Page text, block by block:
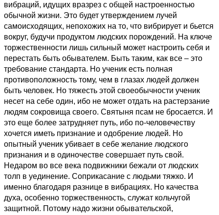
вибраций, идущих вразрез с общей настроенностью
обычной жизни. Это будет утверждением лучей
самоисходящих, непохожих на то, что вибрирует и бьется
вокруг, будучи продуктом людских порождений. На ключе
торжественности лишь сильный может настроить себя и
перестать быть обывателем. Быть таким, как все – это
требование стандарта. Но ученик есть полная
противоположность тому, чем в глазах людей должен
быть человек. Но тяжесть этой своеобычности ученик
несет на себе один, ибо не может отдать на растерзание
людям сокровища своего. Святыня псам не бросается. И
это еще более затрудняет путь, ибо по-человечеству
хочется иметь признание и одобрение людей. Но
опытный ученик убивает в себе желание людского
признания и в одиночестве совершает путь свой.
Недаром во все века подвижники бежали от людских
толп в уединение. Соприкасание с людьми тяжко. И
именно благодаря разнице в вибрациях. Но качества
духа, особенно торжественность, служат кольчугой
защитной. Потому надо жизни обывательской,